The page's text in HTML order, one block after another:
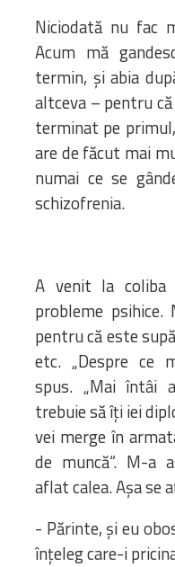
Niciodată nu fac
Acum mă
termin, şi abia
altceva – pentru
terminat pe
are de făcut mai
numai ce se
schizofrenia.
A venit la coliba
probleme
pentru că este
etc. „Despre ce
spus. „Mai întâi
trebuie să îţi iei
vei merge în
de muncă“. M-a
aflat calea. Aşa se
- Părinte, şi eu
înţeleg care-i